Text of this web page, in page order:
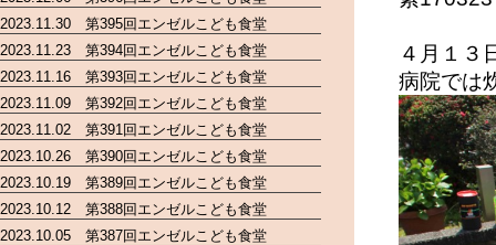
４月１３
病院では
2023.11.30 第395回エンゼルこども食堂
2023.11.23 第394回エンゼルこども食堂
2023.11.16 第393回エンゼルこども食堂
2023.11.09 第392回エンゼルこども食堂
2023.11.02 第391回エンゼルこども食堂
2023.10.26 第390回エンゼルこども食堂
2023.10.19 第389回エンゼルこども食堂
2023.10.12 第388回エンゼルこども食堂
2023.10.05 第387回エンゼルこども食堂